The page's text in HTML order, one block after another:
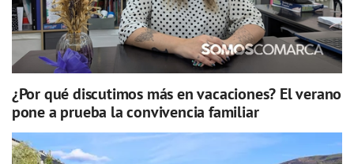
¿Por qué discutimos más en vacaciones? El verano
pone a prueba la convivencia familiar